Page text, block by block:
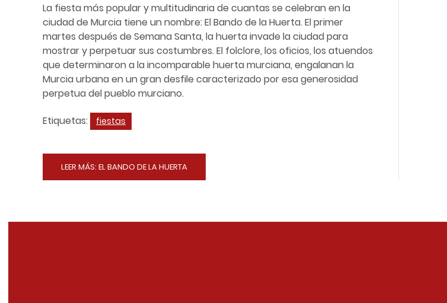
La fiesta más popular y multitudinaria de cuantas se celebran en la
ciudad de Murcia tiene un nombre: El Bando de la Huerta. El primer
martes después de Semana Santa, la huerta invade la ciudad para
mostrar y perpetuar sus costumbres. El folclore, los oficios, los atuendos
que determinaron a la incomparable huerta murciana, engalanan la
Murcia urbana en un gran desfile caracterizado por esa generosidad
perpetua del pueblo murciano.
Etiquetas:
fiestas
LEER MÁS: EL BANDO DE LA HUERTA